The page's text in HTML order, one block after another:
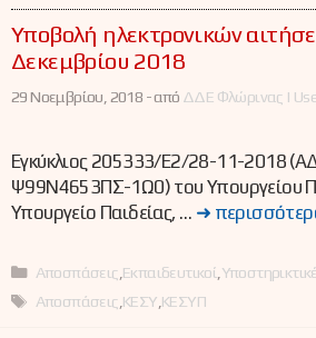
Υποβολή ηλεκτρονικών
Δεκεμβρίου 2018
29 Νοεμβρίου, 2018 -από ΔΔΕ Φλώρινας |
Εγκύκλιος 205333/E2/28-11-2018
Ψ99Ν4653ΠΣ-1Ω0) του Υπουργείου
Υπουργείο Παιδείας, … ➜
Κατηγορίες
Αποσπάσεις Εκπαιδευτικοί
Ετικέτες
Αποσπάσεις ΚΕΣΥ ΚΕΣΥΠ